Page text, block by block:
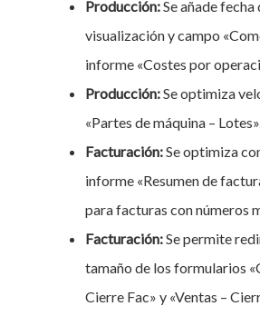
Producción:Se añade fecha
visualización y campo
informe «Costes por
Producción:Se optimiza
«Partes de máquina –
Facturación:Se optimiza
informe «Resumen de
para facturas con números
Facturación:Se permite
tamaño de los formularios
Cierre Fac» y «Ventas –